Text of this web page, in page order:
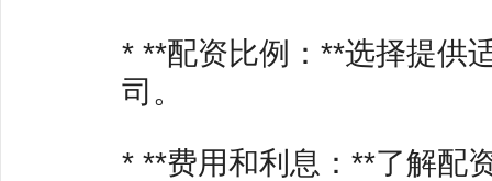
* **配资比例：**选择提供
司。
* **费用和利息：**了解配